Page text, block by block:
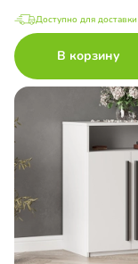
Доступно для доставки
В корзину